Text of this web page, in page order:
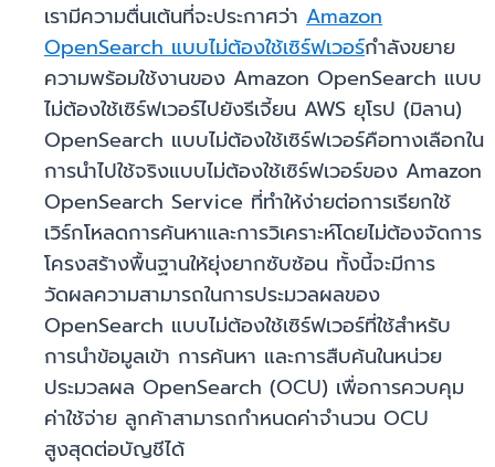
เรามีความตื่นเต้นที่จะประกาศว่า Amazon
OpenSearch แบบไม่ต้องใช้เซิร์ฟเวอร์กำลังขยาย
ความพร้อมใช้งานของ Amazon OpenSearch แบบ
ไม่ต้องใช้เซิร์ฟเวอร์ไปยังรีเจี้ยน AWS ยุโรป (มิลาน)
OpenSearch แบบไม่ต้องใช้เซิร์ฟเวอร์คือทางเลือกใน
การนำไปใช้จริงแบบไม่ต้องใช้เซิร์ฟเวอร์ของ Amazon
OpenSearch Service ที่ทำให้ง่ายต่อการเรียกใช้
เวิร์กโหลดการค้นหาและการวิเคราะห์โดยไม่ต้องจัดการ
โครงสร้างพื้นฐานให้ยุ่งยากซับซ้อน ทั้งนี้จะมีการ
วัดผลความสามารถในการประมวลผลของ
OpenSearch แบบไม่ต้องใช้เซิร์ฟเวอร์ที่ใช้สำหรับ
การนำข้อมูลเข้า การค้นหา และการสืบค้นในหน่วย
ประมวลผล OpenSearch (OCU) เพื่อการควบคุม
ค่าใช้จ่าย ลูกค้าสามารถกำหนดค่าจำนวน OCU
สูงสุดต่อบัญชีได้